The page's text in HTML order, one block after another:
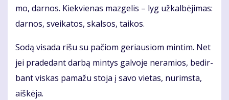
mo, dar­nos. Kiek­vie­nas maz­ge­lis – lyg už­kal­bė­ji­mas:
dar­nos, svei­ka­tos, skal­sos, tai­kos.
So­dą vi­sa­da ri­šu su pa­čiom ge­riau­siom min­tim. Net
jei pra­de­dant dar­bą min­tys gal­vo­je ne­ra­mios, be­dir­
bant vis­kas pa­ma­žu sto­ja į sa­vo vie­tas, nu­rims­ta,
aiš­kė­ja.